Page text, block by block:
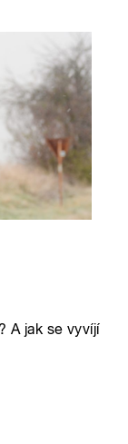
A jak se vyvíjí